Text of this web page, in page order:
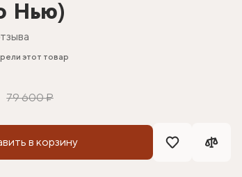
Нью)
этот товар
79 600 ₽
в корзину